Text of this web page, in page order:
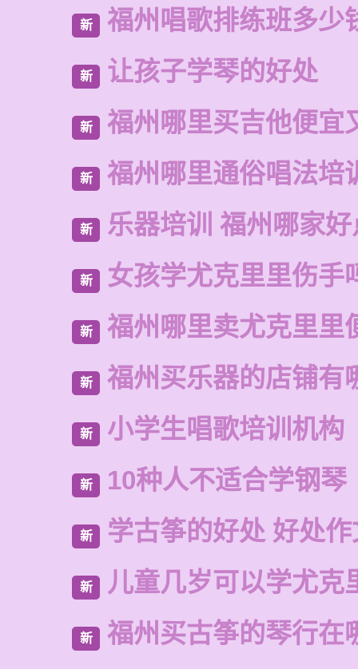
新 福州唱歌排练班多少
新 让孩子学琴的好处
新 福州哪里买吉他便宜
新 福州哪里通俗唱法培
新 乐器培训 福州哪家好
新 女孩学尤克里里伤手
新 福州哪里卖尤克里里
新 福州买乐器的店铺有
新 小学生唱歌培训机构
新 10种人不适合学钢琴
新 学古筝的好处 好处作
新 儿童几岁可以学尤克
新 福州买古筝的琴行在